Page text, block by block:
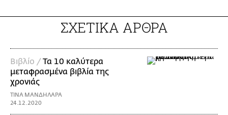
ΣΧΕΤΙΚΑ ΑΡΘΡΑ
Βιβλίο /Τα 10 καλύτερα
μεταφρασμένα βιβλία της
χρονιάς
ΤΙΝΑ ΜΑΝΔΗΛΑΡΑ
24.12.2020